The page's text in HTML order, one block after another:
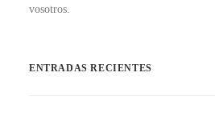
vosotros.
ENTRADAS RECIENTES